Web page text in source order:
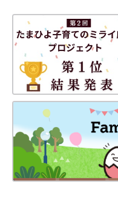
●愛波おくるみスリーパー